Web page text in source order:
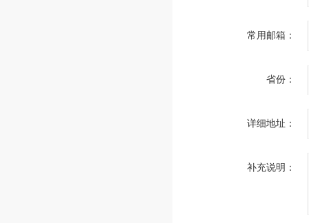
常用邮箱：
省份：
详细地址：
补充说明：